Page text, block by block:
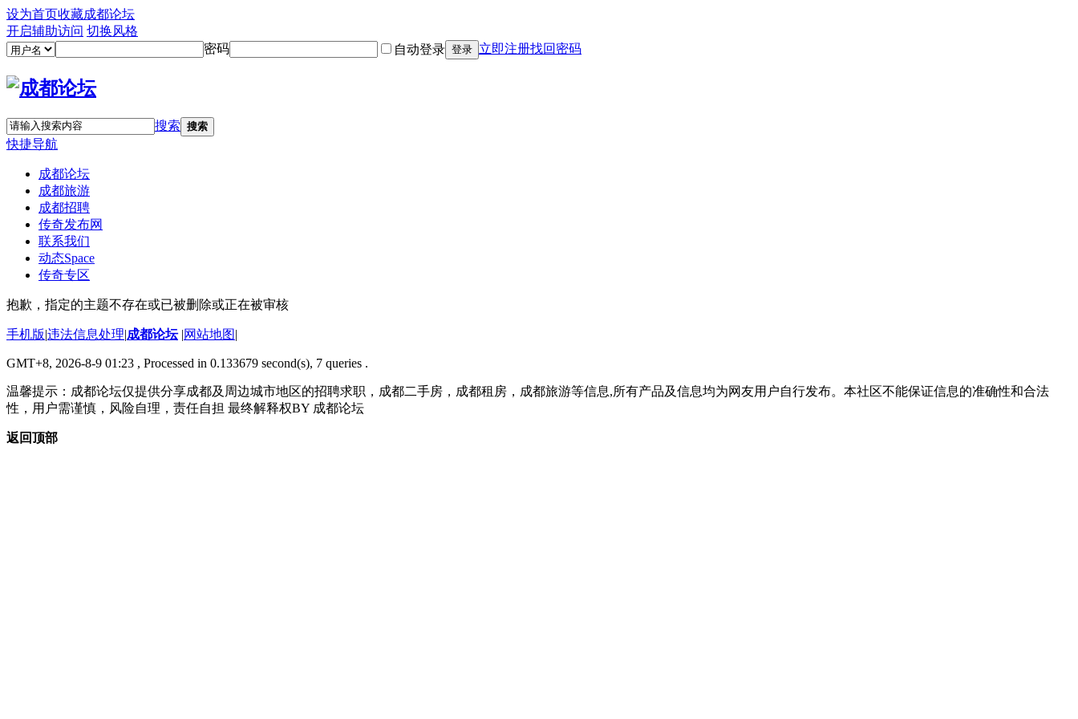
设为首页收藏成都论坛
开启辅助访问 切换风格
密码
自动登录 登录 立即注册找回密码
搜索 搜索
快捷导航
成都论坛
成都旅游
成都招聘
传奇发布网
联系我们
动态Space
传奇专区
抱歉，指定的主题不存在或已被删除或正在被审核
手机版|违法信息处理|成都论坛 |网站地图|
GMT+8, 2026-8-9 01:23 , Processed in 0.133679 second(s), 7 queries .
温馨提示：成都论坛仅提供分享成都及周边城市地区的招聘求职，成都二手房，成都租房，成都旅游等信息,所有产品及信息均为网友用户自行发布。本社区不能保证信息的准确性和合法
性，用户需谨慎，风险自理，责任自担 最终解释权BY 成都论坛
返回顶部